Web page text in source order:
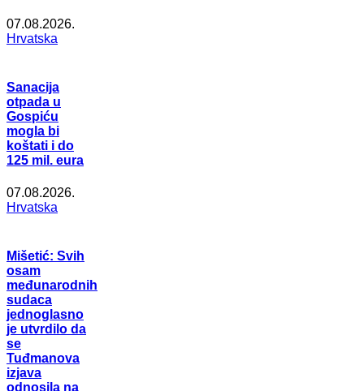
07.08.2026.
Hrvatska
Sanacija
otpada u
Gospiću
mogla bi
koštati i do
125 mil. eura
07.08.2026.
Hrvatska
Mišetić: Svih
osam
međunarodnih
sudaca
jednoglasno
je utvrdilo da
se
Tuđmanova
izjava
odnosila na